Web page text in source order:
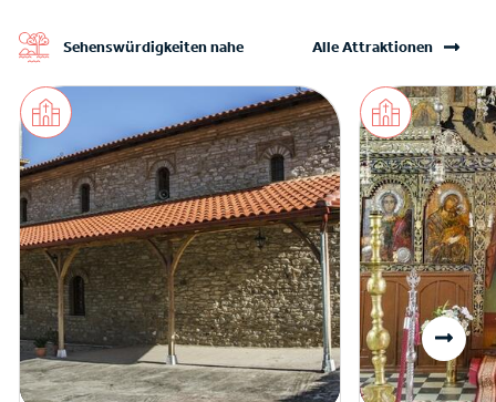
Sehenswürdigkeiten nahe Alle Attraktionen